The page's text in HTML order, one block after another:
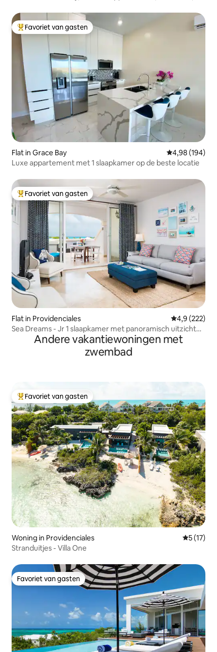
Topfavoriet van gasten
Favoriet van gasten
Flat in Grace Bay Gemiddelde
4,98 (194)
Luxe appartement met 1 slaapkamer op de beste locatie
Topfavoriet van gasten
Favoriet van gasten
Flat in Providenciales Gemiddelde
4,9 (222)
Sea Dreams - Jr 1 slaapkamer met panoramisch uitzicht
op de oceaan!
Andere vakantiewoningen met
zwembad
Topfavoriet van gasten
Favoriet van gasten
Woning in Providenciales
5 (17)
Stranduitjes - Villa One
Favoriet van gasten
Favoriet van gasten